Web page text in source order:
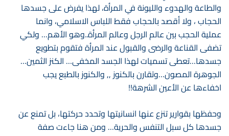
والطاعة والهدوء والليونة في المرأة، لهذا يفرض على جسدها
الحجاب ، ولا أقصد بالحجاب فقط اللباس الاسلامي، وانما
عملية الحجب بين عالم الرجل وعالم المرأة..وهو الأهم… ولكي
تضفى القناعة والرضى والقبول عند المرأة فتقوم بتطويع
جسدها…تعطى تسميات لهذا الجسد المخفى… الكنز الثمين…
الجوهرة المصون…وتقارن بالكنوز ,, والكنوز بالطبع يجب
اخفاءها عن الأعين الشرهة!!
وحفظها بقوارير تنزع عنها انسانيتها وتحدد حركتها، بل تمنع عن
جسدها كل سبل التنفس والحرية… ومن هنا جاءت صفة